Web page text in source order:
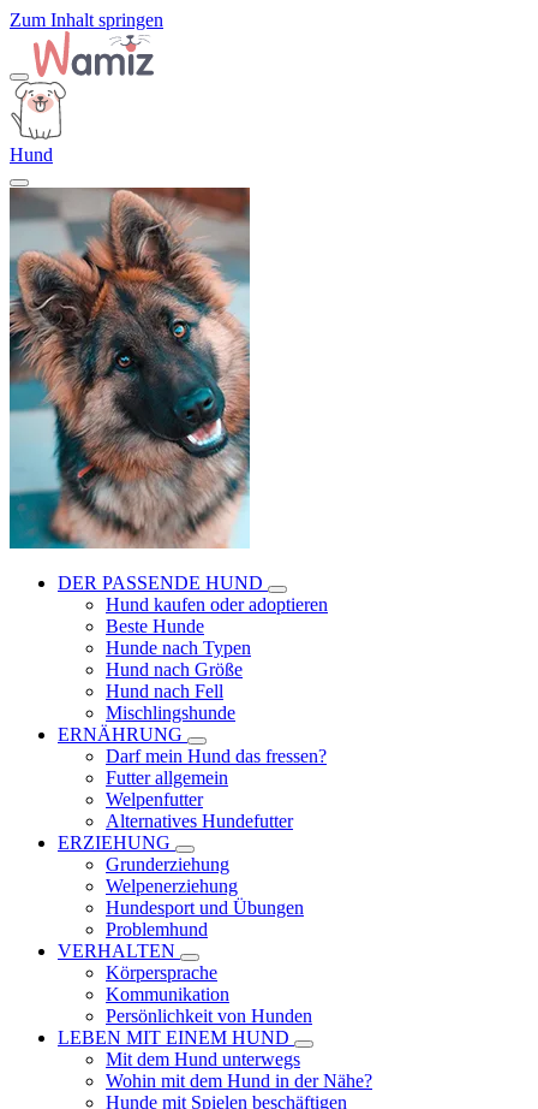
Zum Inhalt springen
Hund
DER PASSENDE HUND
Hund kaufen oder adoptieren
Beste Hunde
Hunde nach Typen
Hund nach Größe
Hund nach Fell
Mischlingshunde
ERNÄHRUNG
Darf mein Hund das fressen?
Futter allgemein
Welpenfutter
Alternatives Hundefutter
ERZIEHUNG
Grunderziehung
Welpenerziehung
Hundesport und Übungen
Problemhund
VERHALTEN
Körpersprache
Kommunikation
Persönlichkeit von Hunden
LEBEN MIT EINEM HUND
Mit dem Hund unterwegs
Wohin mit dem Hund in der Nähe?
Hunde mit Spielen beschäftigen